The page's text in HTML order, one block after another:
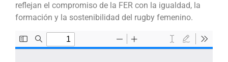
reflejan el compromiso de la FER con la igualdad, la
formación y la sostenibilidad del rugby femenino.